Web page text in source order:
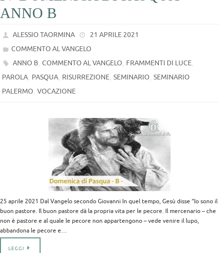
ANNO B
ALESSIO TAORMINA
21 APRILE 2021
COMMENTO AL VANGELO
ANNO B,COMMENTO AL VANGELO, FRAMMENTI DI LUCE,
PAROLA, PASQUA, RISURREZIONE, SEMINARIO, SEMINARIO
PALERMO, VOCAZIONE
25 aprile 2021 Dal Vangelo secondo Giovanni In quel tempo, Gesù disse “Io sono il
buon pastore. Il buon pastore dà la propria vita per le pecore. Il mercenario – che
non è pastore e al quale le pecore non appartengono – vede venire il lupo,
abbandona le pecore e…
LEGGI